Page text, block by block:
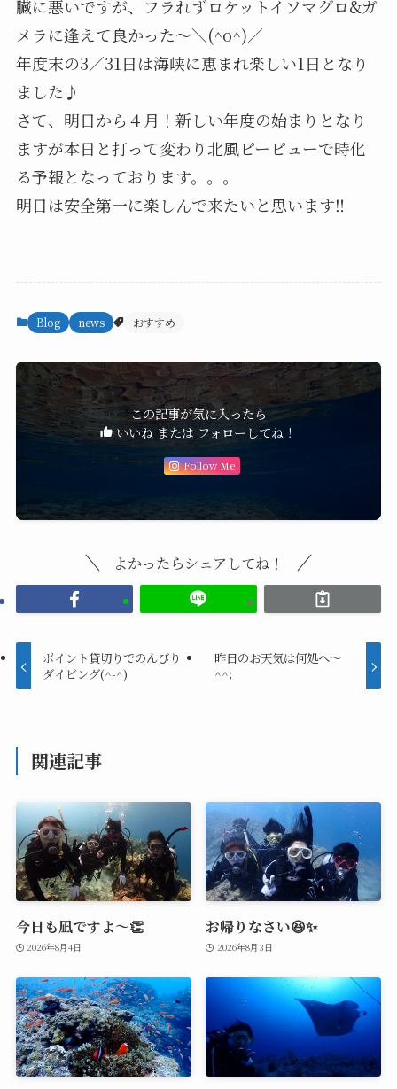
臓に悪いですが、フラれずロケットイソマグロ&ガ
メラに逢えて良かった〜＼(^o^)／
年度末の3／31日は海峡に恵まれ楽しい1日となり
ました♪
さて、明日から４月！新しい年度の始まりとなり
ますが本日と打って変わり北風ピーピューで時化
る予報となっております。。。
明日は安全第一に楽しんで来たいと思います‼️
Blog news おすすめ
この記事が気に入ったら
いいね または フォローしてね！
Follow Me
よかったらシェアしてね！
ポイント貸切りでのんびり
ダイビング(^-^)
昨日のお天気は何処へ〜
^^;
関連記事
今日も凪ですよ～👏
2026年8月4日
お帰りなさい😆✨
2026年8月3日